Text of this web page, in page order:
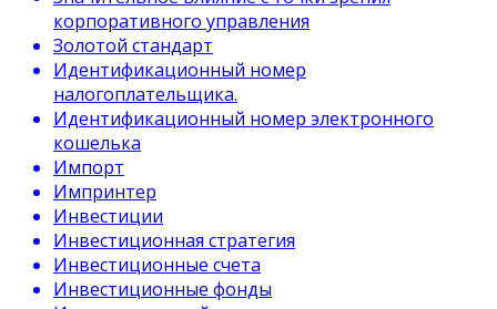
корпоративного управления
Золотой стандарт
Идентификационный номер
налогоплательщика.
Идентификационный номер электронного
кошелька
Импорт
Импринтер
Инвестиции
Инвестиционная стратегия
Инвестиционные счета
Инвестиционные фонды